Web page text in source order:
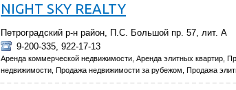
NIGHT SKY REALTY
Петроградский р-н район, П.С. Большой пр. 57, лит. А
9-200-335, 922-17-13
Аренда коммерческой недвижимости, Аренда элитных квартир,
недвижимости, Продажа недвижимости за рубежом, Продажа